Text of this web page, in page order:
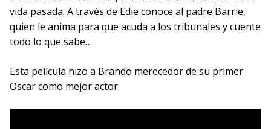
vida pasada. A través de Edie conoce al padre Barrie,
quien le anima para que acuda a los tribunales y cuente
todo lo que sabe…
Esta película hizo a Brando merecedor de su primer
Oscar como mejor actor.